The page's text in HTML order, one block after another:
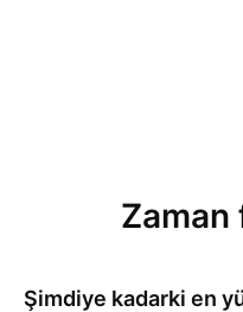
Zaman
Şimdiye kadarki en